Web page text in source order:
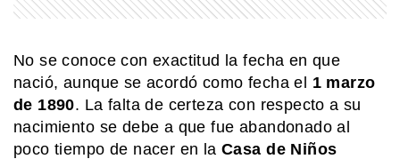
No se conoce con exactitud la fecha en que
nació, aunque se acordó como fecha el 1 marzo
de 1890. La falta de certeza con respecto a su
nacimiento se debe a que fue abandonado al
poco tiempo de nacer en laCasa de Niños
INTERESANTE
¿Qué pasa con los envases después
enseña a darles una segunda vida
MI PAIS
¿Sabías que Manuel Belgrano era
descendiente de italianos?